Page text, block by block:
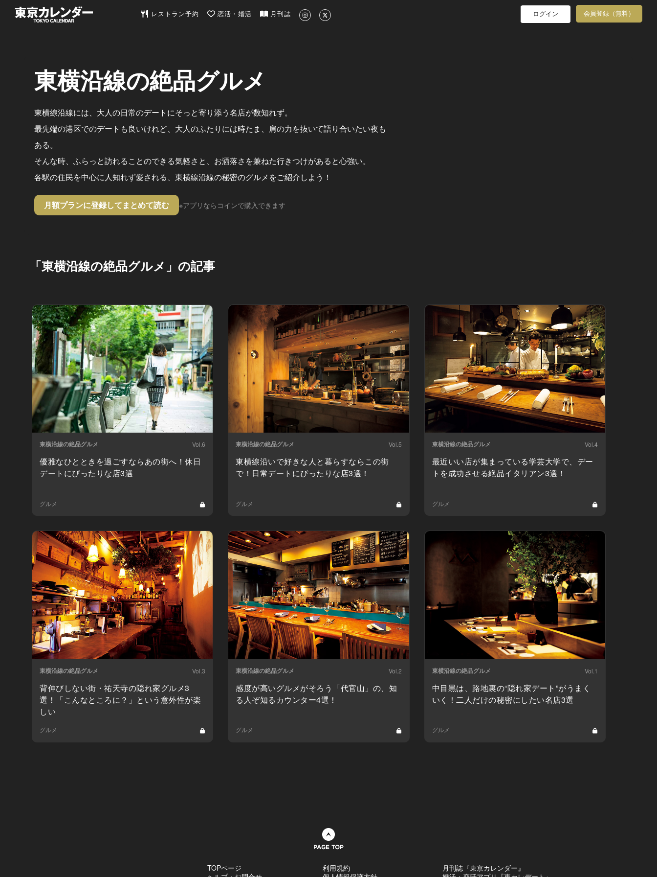
東京カレンダー | 最新のグルメ、洗練されたライフスタイル情報
レストラン予約 恋活・婚活 月刊誌 ログイン 会員登録（無料）
東横沿線の絶品グルメ
東横線沿線には、大人の日常のデートにそっと寄り添う名店が数知れず。
最先端の港区でのデートも良いけれど、大人のふたりには時たま、肩の力を抜いて語り合いたい夜も
ある。
そんな時、ふらっと訪れることのできる気軽さと、お洒落さを兼ねた行きつけがあると心強い。
各駅の住民を中心に人知れず愛される、東横線沿線の秘密のグルメをご紹介しよう！
月額プランに登録してまとめて読む ※アプリならコインで購入できます
「東横沿線の絶品グルメ」の記事
東横沿線の絶品グルメ Vol.6
優雅なひとときを過ごすならあの街へ！休日
デートにぴったりな店3選
グルメ
東横沿線の絶品グルメ Vol.5
東横線沿いで好きな人と暮らすならこの街
で！日常デートにぴったりな店3選！
グルメ
東横沿線の絶品グルメ Vol.4
最近いい店が集まっている学芸大学で、デー
トを成功させる絶品イタリアン3選！
グルメ
東横沿線の絶品グルメ Vol.3
背伸びしない街・祐天寺の隠れ家グルメ3
選！「こんなところに？」という意外性が楽
しい
グルメ
東横沿線の絶品グルメ Vol.2
感度が高いグルメがそろう「代官山」の、知
る人ぞ知るカウンター4選！
グルメ
東横沿線の絶品グルメ Vol.1
中目黒は、路地裏の“隠れ家デート”がうまく
いく！二人だけの秘密にしたい名店3選
グルメ
TOPページ
利用規約
月刊誌『東京カレンダー』